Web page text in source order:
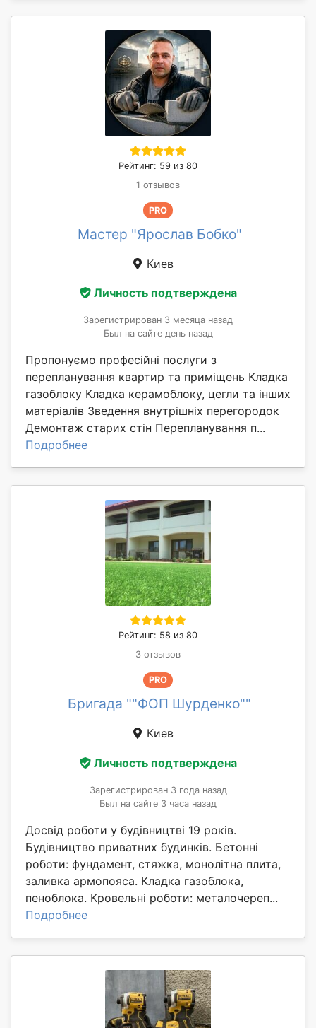
Рейтинг: 59 из 80
1 отзывов
PRO
Мастер "Ярослав Бобко"
Киев
Личность подтверждена
Зарегистрирован 3 месяца назад
Был на сайте день назад
Пропонуємо професійні послуги з
перепланування квартир та приміщень Кладка
газоблоку Кладка керамоблоку, цегли та інших
матеріалів Зведення внутрішніх перегородок
Демонтаж старих стін Перепланування п...
Подробнее
Рейтинг: 58 из 80
3 отзывов
PRO
Бригада ""ФОП Шурденко""
Киев
Личность подтверждена
Зарегистрирован 3 года назад
Был на сайте 3 часа назад
Досвід роботи у будівництві 19 років.
Будівництво приватних будинків. Бетонні
роботи: фундамент, стяжка, монолітна плита,
заливка армопояса. Кладка газоблока,
пеноблока. Кровельні роботи: металочереп...
Подробнее